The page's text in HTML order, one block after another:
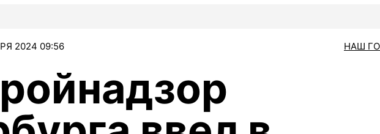
2024 09:56 НАШ